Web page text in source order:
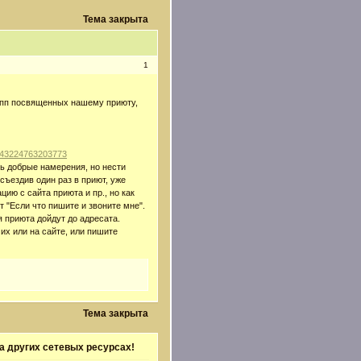
Тема закрыта
1
посвященных нашему приюту,
добрые намерения, но нести
один раз в приют, уже
с сайта приюта и пр., но как
"Если что пишите и звоните мне".
дойдут до адресата.
или на сайте, или пишите
Тема закрыта
других сетевых ресурсах!